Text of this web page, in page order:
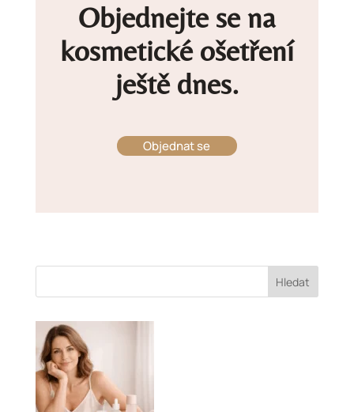
Objednejte se na
kosmetické ošetření
ještě dnes.
Objednat se
Hledat